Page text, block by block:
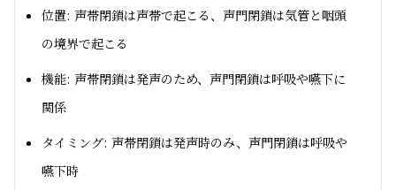
位置: 声帯閉鎖は声帯で起こる、声門閉鎖は気管と咽頭
の境界で起こる
機能: 声帯閉鎖は発声のため、声門閉鎖は呼吸や嚥下に
関係
タイミング: 声帯閉鎖は発声時のみ、声門閉鎖は呼吸や
嚥下時